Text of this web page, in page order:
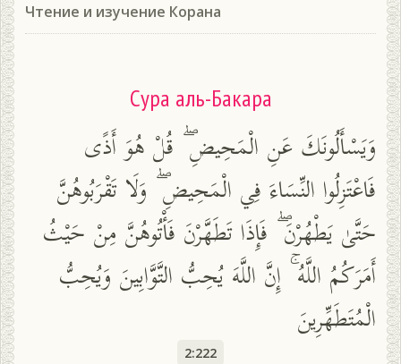
Чтение и изучение Корана
Сура аль-Бакара
وَيَسْأَلُونَكَ عَنِ الْمَحِيضِ ۖ قُلْ هُوَ أَذًى
فَاعْتَزِلُوا النِّسَاءَ فِي الْمَحِيضِ ۖ وَلَا تَقْرَبُوهُنَّ
حَتَّىٰ يَطْهُرْنَ ۖ فَإِذَا تَطَهَّرْنَ فَأْتُوهُنَّ مِنْ حَيْثُ
أَمَرَكُمُ اللَّهُ ۚ إِنَّ اللَّهَ يُحِبُّ التَّوَّابِينَ وَيُحِبُّ
الْمُتَطَهِّرِينَ
2:222